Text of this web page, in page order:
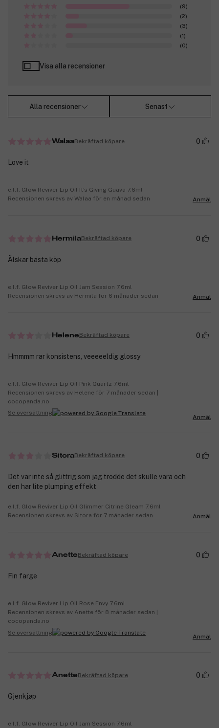
(9)
(2)
(3)
(1)
(0)
Visa alla recensioner
Alla recensioner Senast
WalaaBekräftad köpare 0
Love it
e.l.f. Glow Reviver Lip Oil It's Giving Guava 7.6ml
Recensionen skrevs av Walaa för en månad sedan
Anmäl
HermilaBekräftad köpare 0
Älskar bästa köp
e.l.f. Glow Reviver Lip Oil Jam Session 7.6ml
Recensionen skrevs av Hermila för 6 månader sedan
Anmäl
HeleneBekräftad köpare 0
Hmmmm rar konsistens, veeeeeldig glossy
e.l.f. Glow Reviver Lip Oil Pink Quartz 7.6ml
Recensionen skrevs av Helene för 7 månader sedan |
cocopanda.no
Se översättning
Anmäl
SitoraBekräftad köpare 0
Det var inte så glittrig som jag trodde det skulle vara och
den har lite plumping effekt
e.l.f. Glow Reviver Lip Oil Glimmer Citrine Gleam 7.6ml
Recensionen skrevs av Sitora för 7 månader sedan
Anmäl
AnetteBekräftad köpare 0
Fin farge
e.l.f. Glow Reviver Lip Oil Rose Envy 7.6ml
Recensionen skrevs av Anette för 8 månader sedan |
cocopanda.no
Se översättning
Anmäl
AnetteBekräftad köpare 0
Gjenkjøp
e.l.f. Glow Reviver Lip Oil Jam Session 7.6ml